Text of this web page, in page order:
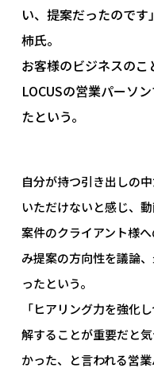
い、提案だったので
柿氏。
お客様のビジネスの
LOCUSの営業パーソ
たという。
自分が持つ引き出しの
いただけないと感じ、
案件のクライアント様
み提案の方向性を議論
ったという。
「ヒアリング力を強化
解することが重要だと
かった、と言われる営